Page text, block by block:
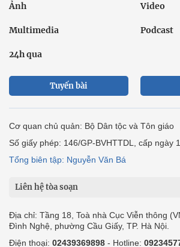
Ảnh Video
Multimedia Podcast
24h qua
Tuyến bài
Cơ quan chủ quản: Bộ Dân tộc và Tôn giáo
Số giấy phép: 146/GP-BVHTTDL, cấp ngày
Tổng biên tập: Nguyễn Văn Bá
Liên hệ tòa soạn
Địa chỉ: Tầng 18, Toà nhà Cục Viễn thông
Đình Nghệ, phường Cầu Giấy, TP. Hà Nội.
Điện thoại: 02439369898 - Hotline: